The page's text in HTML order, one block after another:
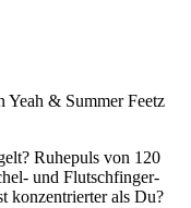
Yeah & Summer Feetz
Ruhepuls von 120
und Flutschfinger-
konzentrierter als Du?